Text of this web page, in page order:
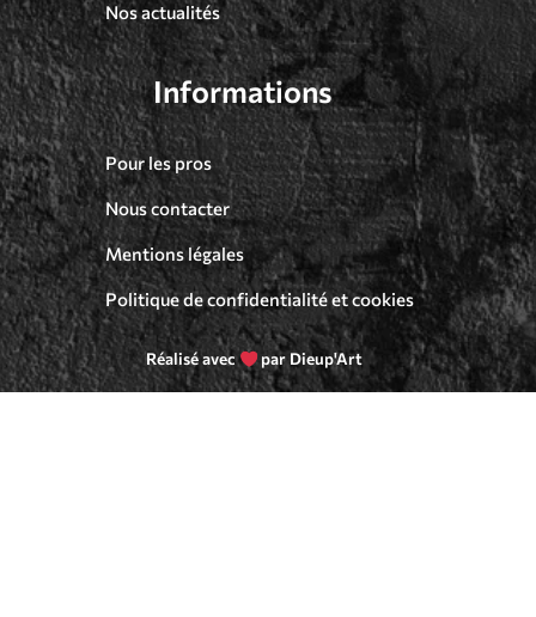
Nos actualités
Informations
Pour les pros
Nous contacter
Mentions légales
Politique de confidentialité et cookies
Réalisé avec par Dieup'Art